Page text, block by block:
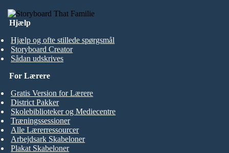
Hjælp
Hjælp og ofte stillede spørgsmål
Storyboard Creator
Sådan udskrives
For Lærere
Gratis Version for Lærere
District Pakker
Skolebiblioteker og Mediecentre
Træningssessioner
Alle Lærerressourcer
Arbejdsark Skabeloner
Plakat Skabeloner